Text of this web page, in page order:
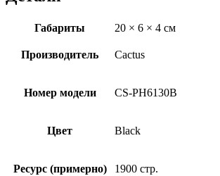
Габариты 20 × 6 × 4 см
Производитель Cactus
Номер модели CS-PH6130B
Цвет Black
Ресурс (примерно) 1900 стр.